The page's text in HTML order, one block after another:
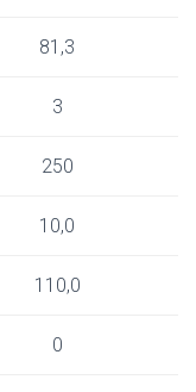
81,3
3
250
10,0
110,0
0